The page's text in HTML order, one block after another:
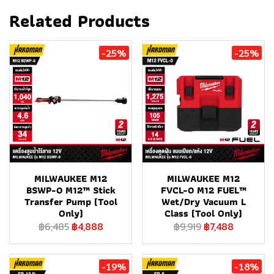
Related Products
-25%
MILWAUKEE M12
BSWP-0 M12™ Stick
Transfer Pump (Tool
Only)
฿6,485 ฿4,888
-25%
MILWAUKEE M12
FVCL-0 M12 FUEL™
Wet/Dry Vacuum L
Class (Tool Only)
฿9,919 ฿7,488
-19% -18%